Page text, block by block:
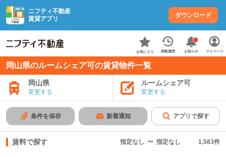
ニフティ不動産
賃貸アプリ
ダウンロード
お気に入り 閲覧履歴 お知らせ マイページ
岡山県のルームシェア可の賃貸物件一覧
岡山県
変更する
ルームシェア可
変更する
条件を保存 新着通知 アプリで探す
賃料で探す 指定なし 〜 指定なし 1,583件